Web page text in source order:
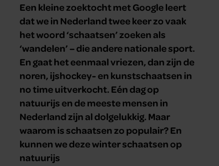
Een kleine zoektocht met Google leert
dat we in Nederland twee keer zo vaak
het woord ‘schaatsen’ zoeken als
‘wandelen’ – die andere nationale sport.
En gaat het eenmaal vriezen, dan zijn de
noren, ijshockey- en kunstschaatsen in
no time uitverkocht. Eén dag op
natuurijs en de meeste mensen in
Nederland zijn al dolgelukkig. Maar
waarom is schaatsen zo populair? En
kunnen we deze winter schaatsen op
natuurijs